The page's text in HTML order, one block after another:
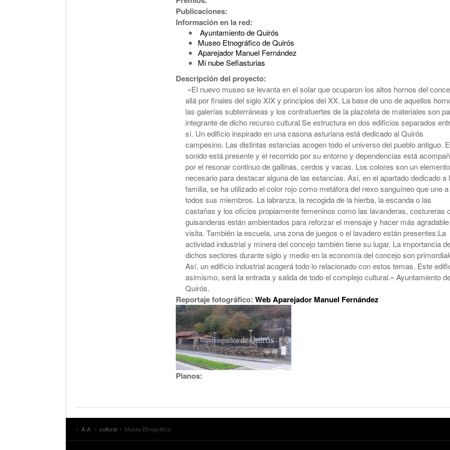
Publicaciones:
Información en la red:
Ayuntamiento de Quirós
Museo Etnográfico de Quirós
Aparejador Manuel Fernández
Mi nube Sefiasturias
Descripción del proyecto:
«El nuevo museo se levanta en el solar que ocuparon los altos hornos del
allá por finales del siglo XIX y principios del XX. La base de uno de aquellos
las galerías subterráneas y los contrafuertes de la plazoleta de materiales son
integrante de dicho recurso cultural.Se estructura en dos edificios separados
sí. Un edificio inspirado en una casona asturiana está dedicado al Quirós
campesino. Las distintas estancias acogen todo el universo del pueblo antiguo.
sonido está presente y el recorrido por su entorno y dependencias está
por el resonar continuo de gallinas, cerdos y vacas. Los colores son un elemento
necesario para destacar alguna de las estancias. Así, en el apartado dedicado a
familia, se ha utilizado el color rojo como metáfora del nexo sanguíneo que une a
todos sus miembros. La labranza, la recogida de la hierba, la escanda o las
castañas y los oficios propiamente femeninos como las lavanderas, costureras
guisanderas están ambientados para reforzar el mensaje y hacer más
visita. También la escuela, una zona de juegos o el lavadero están presentes.La
actividad industrial y minera del concejo también tiene su lugar. La importancia
dichos sectores durante siglo y medio en la economía del concejo son
Así, un edificio industrial acogerá todo lo relacionado con estos temas. Este
asimismo, será la entrada y salida de todo el complejo cultural.» Ayuntamiento
Quirós.
Reportaje fotográfico: Web Aparejador Manuel Fernández
Planos:
A-A cultural Museo Etnográfico